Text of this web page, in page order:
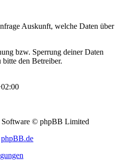
Auskunft, welche Daten über
bzw. Sperrung deiner Daten
den Betreiber.
© phpBB Limited
phpBB.de